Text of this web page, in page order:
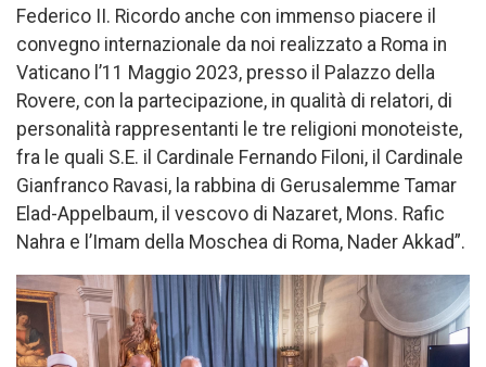
Federico II. Ricordo anche con immenso piacere il
convegno internazionale da noi realizzato a Roma in
Vaticano l’11 Maggio 2023, presso il Palazzo della
Rovere, con la partecipazione, in qualità di relatori, di
personalità rappresentanti le tre religioni monoteiste,
fra le quali S.E. il Cardinale Fernando Filoni, il Cardinale
Gianfranco Ravasi, la rabbina di Gerusalemme Tamar
Elad-Appelbaum, il vescovo di Nazaret, Mons. Rafic
Nahra e l’Imam della Moschea di Roma, Nader Akkad”.